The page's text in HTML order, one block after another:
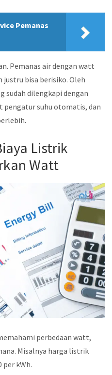
Pemanas
Pemanas air dengan watt
justru bisa berisiko. Oleh
sudah dilengkapi dengan
suhu otomatis, dan
Listrik
Watt
perbedaan watt,
Misalnya harga listrik
per kWh.